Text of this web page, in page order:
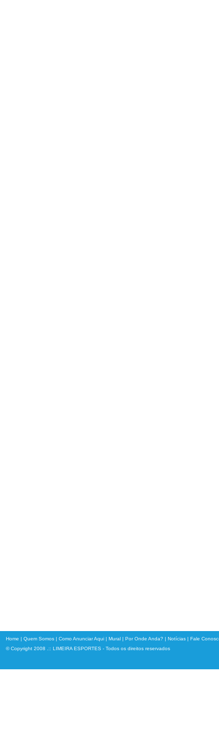
Home | Quem Somos | Como Anunciar Aqui | Mural | Por Onde Anda? | Notícias | Fale
© Copyright 2008 .:: LIMEIRA ESPORTES - Todos os direitos reservados